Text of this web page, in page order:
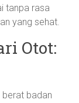
tanpa rasa
yang sehat.
Otot:
berat badan